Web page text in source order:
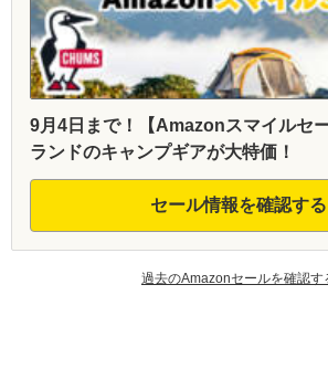
9月4日まで！【Amazonスマイルセ
ランドのキャンプギアが大特価！
セール情報を確認する
過去のAmazonセールを確認